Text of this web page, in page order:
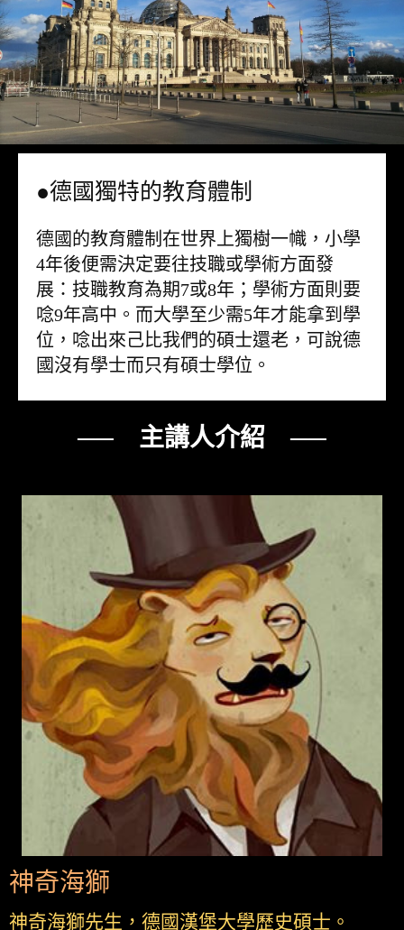
●德國獨特的教育體制
德國的教育體制在世界上獨樹一幟，小學
4年後便需決定要往技職或學術方面發
展：技職教育為期7或8年；學術方面則要
唸9年高中。而大學至少需5年才能拿到學
位，唸出來己比我們的碩士還老，可說德
國沒有學士而只有碩士學位。
── 主講人介紹 ──
神奇海獅
神奇海獅先生，德國漢堡大學歷史碩士。